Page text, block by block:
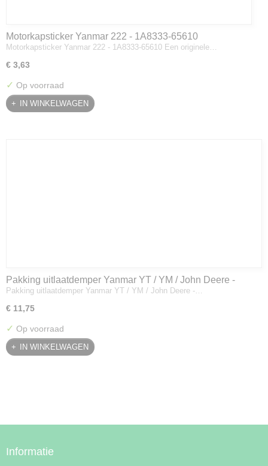
Motorkapsticker Yanmar 222 - 1A8333-65610
Motorkapsticker Yanmar 222 - 1A8333-65610 Een originele…
€ 3,63
✓ Op voorraad
IN WINKELWAGEN
Pakking uitlaatdemper Yanmar YT / YM / John Deere -
128300-13230
Pakking uitlaatdemper Yanmar YT / YM / John Deere -…
€ 11,75
✓ Op voorraad
IN WINKELWAGEN
Informatie